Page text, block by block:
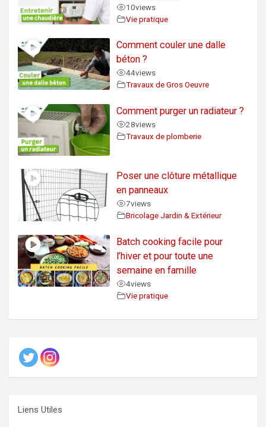
10views
Vie pratique
Comment couler une dalle
béton ?
44views
Travaux de Gros Oeuvre
Comment purger un radiateur ?
28views
Travaux de plomberie
Poser une clôture métallique
en panneaux
7views
Bricolage Jardin & Extérieur
Batch cooking facile pour
l’hiver et pour toute une
semaine en famille
4views
Vie pratique
Liens Utiles